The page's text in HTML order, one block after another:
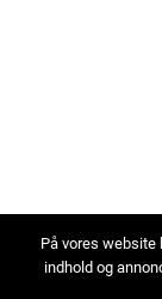
På vores
indhold og